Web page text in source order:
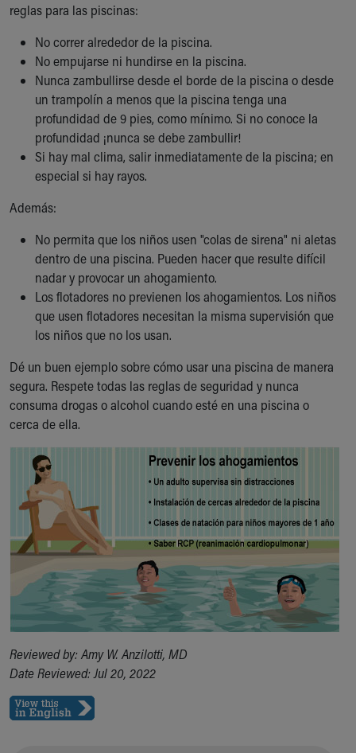
reglas para las piscinas:
No correr alrededor de la piscina.
No empujarse ni hundirse en la piscina.
Nunca zambullirse desde el borde de la piscina o desde
un trampolín a menos que la piscina tenga una
profundidad de 9 pies, como mínimo. Si no conoce la
profundidad ¡nunca se debe zambullir!
Si hay mal clima, salir inmediatamente de la piscina; en
especial si hay rayos.
Además:
No permita que los niños usen "colas de sirena" ni aletas
dentro de una piscina. Pueden hacer que resulte difícil
nadar y provocar un ahogamiento.
Los flotadores no previenen los ahogamientos. Los niños
que usen flotadores necesitan la misma supervisión que
los niños que no los usan.
Dé un buen ejemplo sobre cómo usar una piscina de manera
segura. Respete todas las reglas de seguridad y nunca
consuma drogas o alcohol cuando esté en una piscina o
cerca de ella.
Reviewed by: Amy W. Anzilotti, MD
Date Reviewed: Jul 20, 2022